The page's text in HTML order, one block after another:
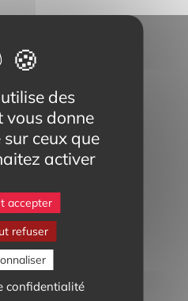
des
vous donne
ceux que
activer
accepter
refuser
confidentialité